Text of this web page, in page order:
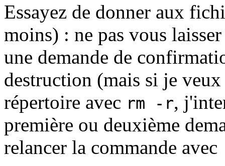
Essayez de donner aux
moins) : ne pas vous
une demande de
destruction (mais si je
répertoire avec rm -r,
première ou deuxième
relancer la commande avec